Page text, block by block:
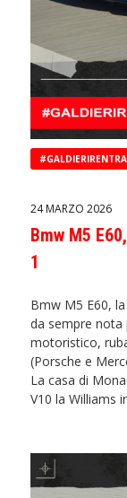
24 MARZO 2026
Bmw M5
1
Bmw M5 E60,
da sempre nota
motoristico,
(Porsche e
La casa di
V10 la Williams